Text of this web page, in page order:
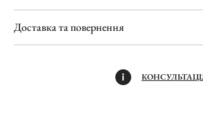
Доставка та повернення